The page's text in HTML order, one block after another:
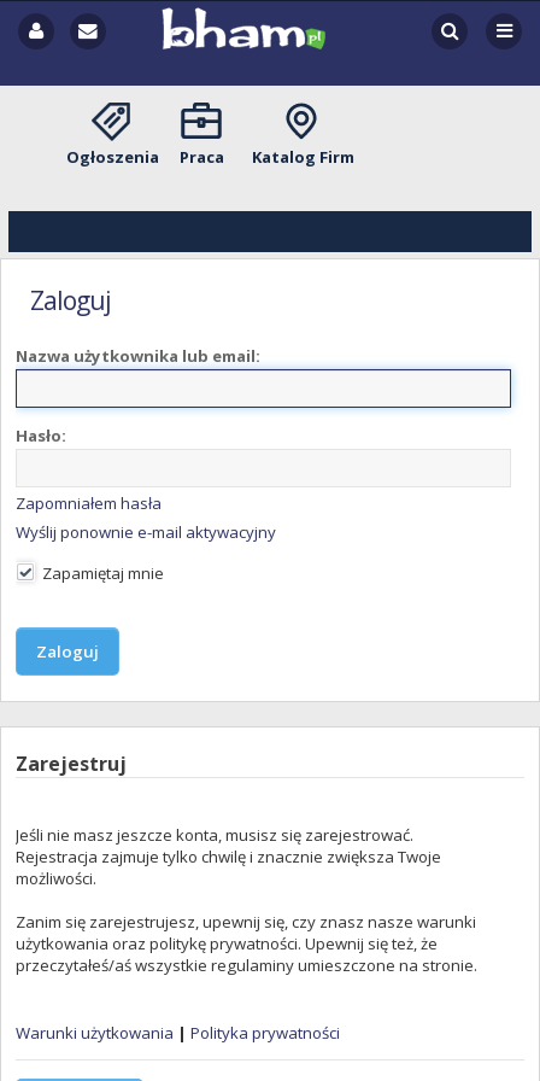
Ogłoszenia Praca Katalog Firm
Zaloguj
Nazwa użytkownika lub email:
Hasło:
Zapomniałem hasła
Wyślij ponownie e-mail aktywacyjny
Zapamiętaj mnie
Zarejestruj
Jeśli nie masz jeszcze konta, musisz się zarejestrować.
Rejestracja zajmuje tylko chwilę i znacznie zwiększa Twoje
możliwości.
Zanim się zarejestrujesz, upewnij się, czy znasz nasze warunki
użytkowania oraz politykę prywatności. Upewnij się też, że
przeczytałeś/aś wszystkie regulaminy umieszczone na stronie.
Warunki użytkowania | Polityka prywatności